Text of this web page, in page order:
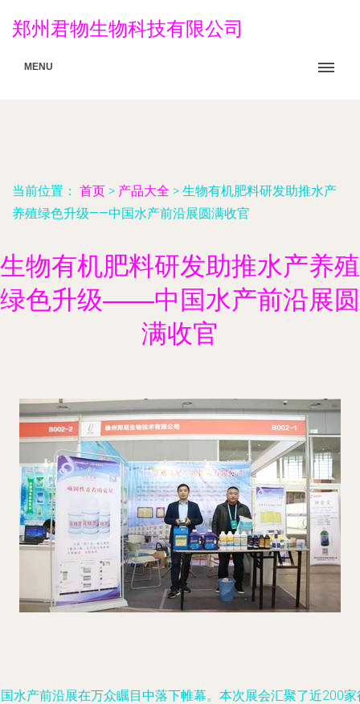
郑州君物生物科技有限公司
MENU
当前位置： 首页 > 产品大全 > 生物有机肥料研发助推水产
养殖绿色升级——中国水产前沿展圆满收官
生物有机肥料研发助推水产养殖
绿色升级——中国水产前沿展圆
满收官
水产前沿展在万众瞩目中落下帷幕。本次展会汇聚了近200家